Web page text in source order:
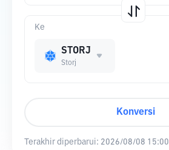
Ke
STORJ
Storj
Konversi
Terakhir diperbarui: 2026/08/08 15:00